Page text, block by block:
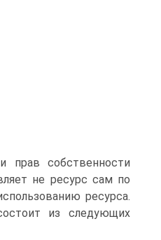
прав собственности
не ресурс сам по
ресурса.
из следующих